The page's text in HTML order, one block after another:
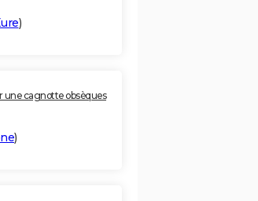
)
une cagnotte obsèques
)